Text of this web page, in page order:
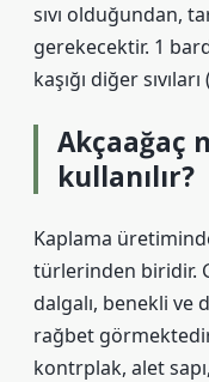
sıvı olduğundan,
gerekecektir. 1
kaşığı diğer
Akçaağaç
kullanılır?
Kaplama
türlerinden biridir.
dalgalı, benekli ve
rağbet
kontrplak, alet